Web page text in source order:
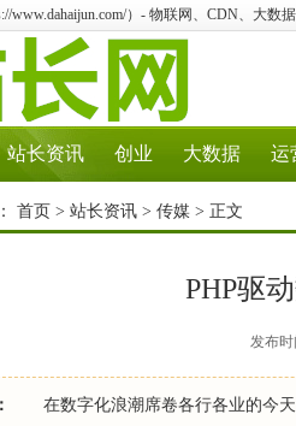
www.dahaijun.com/）- 物联网、CDN、大数
站长资讯 创业 大数据 运
首页 > 站长资讯 > 传媒 > 正文
PHP驱
发布时
在数字化浪潮席卷各行各业的今天